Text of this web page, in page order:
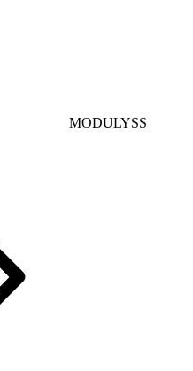
MODULYSS